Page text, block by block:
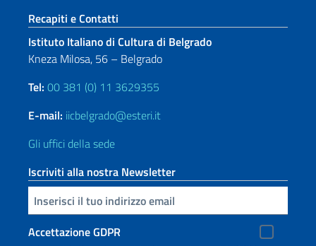
Sezione footer
Recapiti e Contatti
Istituto Italiano di Cultura di Belgrado
Kneza Milosa, 56 – Belgrado
Tel: 00 381 (0) 11 3629355
E-mail: iicbelgrado@esteri.it
Gli uffici della sede
Iscriviti alla nostra Newsletter
Inserisci la tua email
Accettazione GDPR